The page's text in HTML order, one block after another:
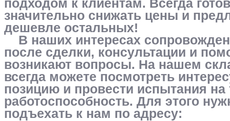
подходом к клиентам. Всегда
значительно снижать цены и
дешевле остальных!
В наших интересах
после сделки, консультации и
возникают вопросы. На нашем
всегда можете посмотреть
позицию и провести испытания на
работоспособность. Для этого
подъехать к нам по адресу: